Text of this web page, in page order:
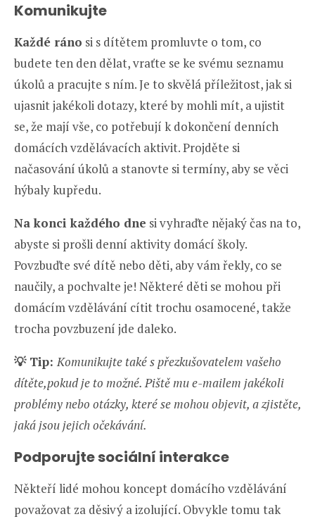
Komunikujte
Každé ráno si s dítětem promluvte o tom, co
budete ten den dělat, vraťte se ke svému seznamu
úkolů a pracujte s ním. Je to skvělá příležitost, jak si
ujasnit jakékoli dotazy, které by mohli mít, a ujistit
se, že mají vše, co potřebují k dokončení denních
domácích vzdělávacích aktivit. Projděte si
načasování úkolů a stanovte si termíny, aby se věci
hýbaly kupředu.
Na konci každého dne si vyhraďte nějaký čas na to,
abyste si prošli denní aktivity domácí školy.
Povzbuďte své dítě nebo děti, aby vám řekly, co se
naučily, a pochvalte je! Některé děti se mohou při
domácím vzdělávání cítit trochu osamocené, takže
trocha povzbuzení jde daleko.
💡 Tip: Komunikujte také s přezkušovatelem vašeho
dítěte,pokud je to možné. Piště mu e-mailem jakékoli
problémy nebo otázky, které se mohou objevit, a zjistěte,
jaká jsou jejich očekávání.
Podporujte sociální interakce
Někteří lidé mohou koncept domácího vzdělávání
považovat za děsivý a izolující. Obvykle tomu tak